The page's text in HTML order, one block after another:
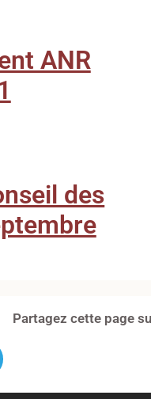
ANR
des
Partagez cette page